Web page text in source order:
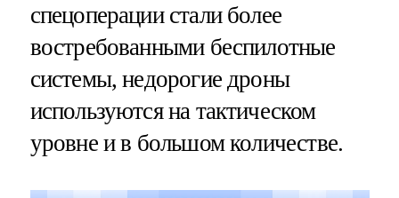
спецоперации стали более
востребованными беспилотные
системы, недорогие дроны
используются на тактическом
уровне и в большом количестве.